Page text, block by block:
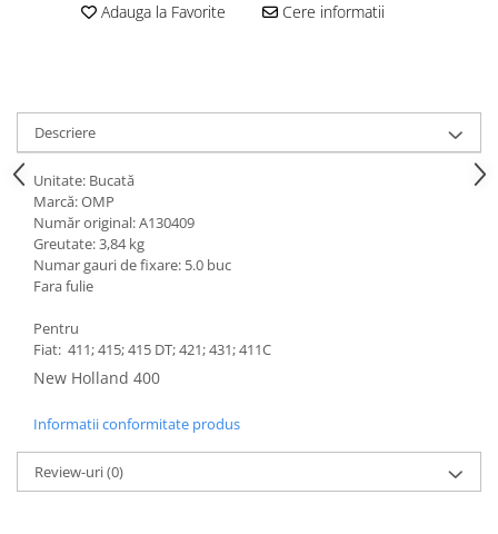
Adauga la Favorite Cere informatii
Descriere
Unitate: Bucată
Marcă: OMP
Număr original: A130409
Greutate: 3,84 kg
Numar gauri de fixare: 5.0 buc
Fara fulie
Pentru
Fiat: 411; 415; 415 DT; 421; 431; 411C
New Holland 400
Informatii conformitate produs
Review-uri(0)